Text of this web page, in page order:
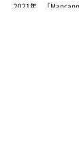
2021年 「